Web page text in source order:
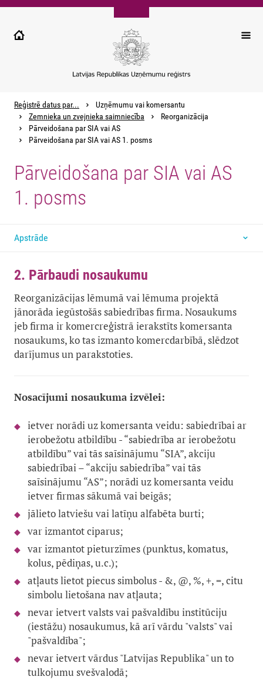
Pārlekt
galveno
Reģistrē datus par...
Uzņēmumu vai komersantu
Zemnieka un zvejnieka saimniecība
Reorganizācija
Pārveidošana par SIA vai AS
Pārveidošana par SIA vai AS 1. posms
Pārveidošana par SIA vai AS
1. posms
Apstrāde
2. Pārbaudi nosaukumu
Reorganizācijas lēmumā vai lēmuma projektā
jānorāda iegūstošās sabiedrības firma. Nosaukums
jeb firma ir komercreģistrā ierakstīts komersanta
nosaukums, ko tas izmanto komercdarbībā, slēdzot
darījumus un parakstoties.
Nosacījumi nosaukuma izvēlei:
ietver norādi uz komersanta veidu: sabiedrībai ar
ierobežotu atbildību - “sabiedrība ar ierobežotu
atbildību” vai tās saīsinājumu “SIA”, akciju
sabiedrībai – “akciju sabiedrība” vai tās
saīsinājumu “AS”; norādi uz komersanta veidu
ietver firmas sākumā vai beigās;
jālieto latviešu vai latīņu alfabēta burti;
var izmantot ciparus;
var izmantot pieturzīmes (punktus, komatus,
kolus, pēdiņas, u.c.);
atļauts lietot piecus simbolus - &, @, %, +, =, citu
simbolu lietošana nav atļauta;
nevar ietvert valsts vai pašvaldību institūciju
(iestāžu) nosaukumus, kā arī vārdu "valsts" vai
"pašvaldība";
nevar ietvert vārdus "Latvijas Republika" un to
tulkojumu svešvalodā;